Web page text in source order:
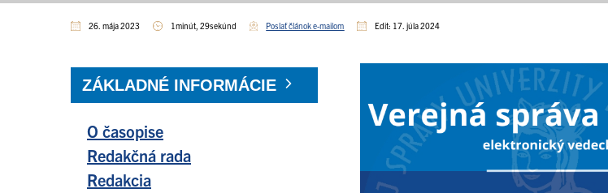
26. mája 2023 1minút, 29sekúnd Poslať článok e-mailom Edit: 17. júla 2024
ZÁKLADNÉ INFORMÁCIE
O časopise
Redakčná rada
Redakcia